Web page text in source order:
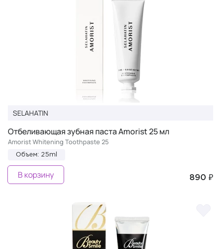
SELAHATIN
Отбеливающая зубная паста Amorist 25 мл
Amorist Whitening Toothpaste 25
Объем: 25ml
890 ₽
В корзину